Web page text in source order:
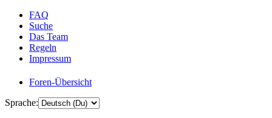
FAQ
Suche
Das Team
Regeln
Impressum
Foren-Übersicht
Sprache: